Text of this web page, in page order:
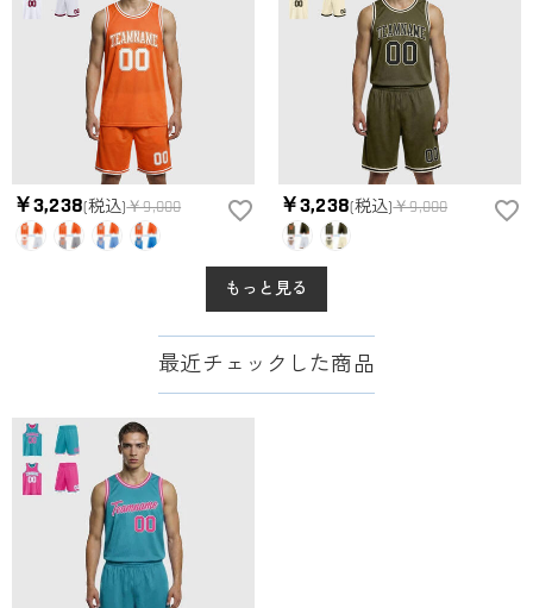
￥3,238(税込)￥9,000 ￥3,238(税込)￥9,000
もっと見る
最近チェックした商品